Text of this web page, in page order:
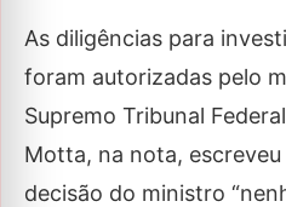
As diligências para
foram autorizadas pelo
Supremo Tribunal
Motta, na nota,
decisão do ministro